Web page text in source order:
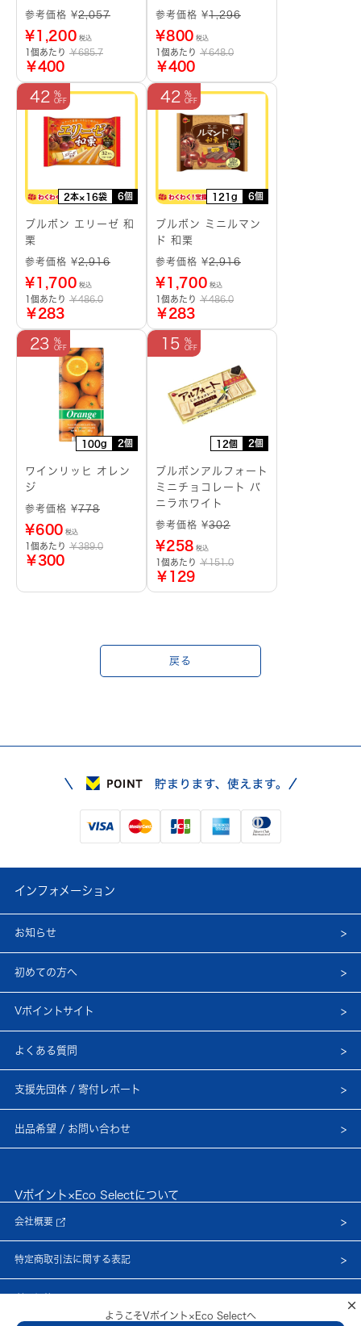
参考価格 ¥2,057
¥1,200 税込
1個あたり ￥685.7
￥400
参考価格 ¥1,296
¥800 税込
1個あたり ￥648.0
￥400
2本×16袋 6個
42
ブルボン エリーゼ 和
栗
参考価格 ¥2,916
¥1,700 税込
1個あたり ￥486.0
￥283
121g 6個
42
ブルボン ミニルマン
ド 和栗
参考価格 ¥2,916
¥1,700 税込
1個あたり ￥486.0
￥283
100g 2個
23
ワインリッヒ オレン
ジ
参考価格 ¥778
¥600 税込
1個あたり ￥389.0
￥300
12個 2個
15
ブルボンアルフォート
ミニチョコレート バ
ニラホワイト
参考価格 ¥302
¥258 税込
1個あたり ￥151.0
￥129
戻る
×
ようこそVポイント×Eco Selectへ
インフォメーション
お知らせ
初めての方へ
Vポイントサイト
よくある質問
支援先団体 / 寄付レポート
出品希望 / お問い合わせ
Vポイント×Eco Selectについて
会社概要
特定商取引法に関する表記